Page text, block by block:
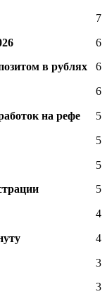
7
6
в рублях 6
6
на рефе 5
5
5
5
4
4
3
3